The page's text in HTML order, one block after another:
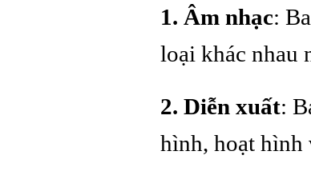
1. Âm nhạc:
loại khác nhau
2. Diễn xuất:
hình, hoạt hình